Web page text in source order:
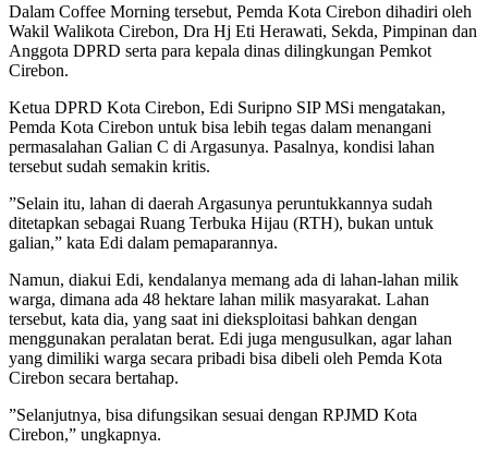
Dalam Coffee Morning tersebut, Pemda Kota Cirebon dihadiri oleh
Wakil Walikota Cirebon, Dra Hj Eti Herawati, Sekda, Pimpinan dan
Anggota DPRD serta para kepala dinas dilingkungan Pemkot
Cirebon.
Ketua DPRD Kota Cirebon, Edi Suripno SIP MSi mengatakan,
Pemda Kota Cirebon untuk bisa lebih tegas dalam menangani
permasalahan Galian C di Argasunya. Pasalnya, kondisi lahan
tersebut sudah semakin kritis.
”Selain itu, lahan di daerah Argasunya peruntukkannya sudah
ditetapkan sebagai Ruang Terbuka Hijau (RTH), bukan untuk
galian,” kata Edi dalam pemaparannya.
Namun, diakui Edi, kendalanya memang ada di lahan-lahan milik
warga, dimana ada 48 hektare lahan milik masyarakat. Lahan
tersebut, kata dia, yang saat ini dieksploitasi bahkan dengan
menggunakan peralatan berat. Edi juga mengusulkan, agar lahan
yang dimiliki warga secara pribadi bisa dibeli oleh Pemda Kota
Cirebon secara bertahap.
”Selanjutnya, bisa difungsikan sesuai dengan RPJMD Kota
Cirebon,” ungkapnya.